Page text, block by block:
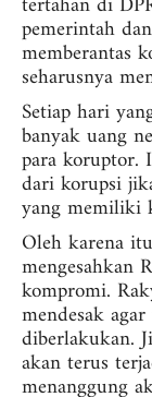
pemerintah
memberantas
seharusnya
Setiap hari
banyak uang
para koruptor.
dari korupsi
yang memiliki
Oleh karena
mengesahkan
kompromi.
mendesak
diberlakukan.
akan terus
menanggung